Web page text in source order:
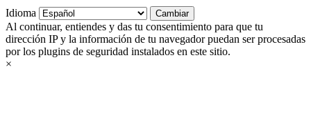
Idioma
Al continuar, entiendes y das tu consentimiento para que tu
dirección IP y la información de tu navegador puedan ser procesadas
por los plugins de seguridad instalados en este sitio.
×